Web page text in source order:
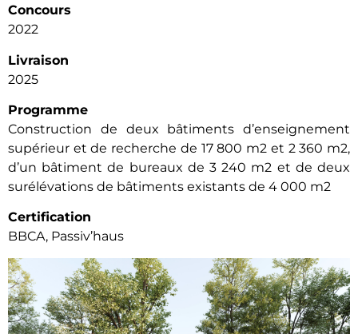
Concours
2022
Livraison
2025
Programme
Construction de deux bâtiments d’enseignement
supérieur et de recherche de 17 800 m2 et 2 360 m2,
d’un bâtiment de bureaux de 3 240 m2 et de deux
surélévations de bâtiments existants de 4 000 m2
Certification
BBCA, Passiv’haus